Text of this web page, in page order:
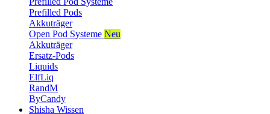
Prefilled Pods
Akkuträger
Open Pod Systeme Neu
Akkuträger
Ersatz-Pods
Liquids
ElfLiq
RandM
ByCandy
Shisha Wissen